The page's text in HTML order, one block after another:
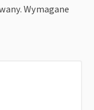
Wymagane